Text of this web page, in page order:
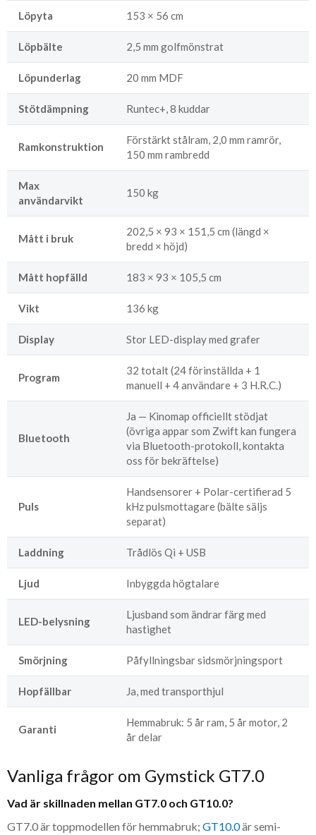
Löpyta 153 × 56 cm
Löpbälte 2,5 mm golfmönstrat
Löpunderlag 20 mm MDF
Stötdämpning Runtec+, 8 kuddar
Ramkonstruktion
Förstärkt stålram, 2,0 mm ramrör,
150 mm rambredd
Max
användarvikt
150 kg
Mått i bruk
202,5 × 93 × 151,5 cm (längd ×
bredd × höjd)
Mått hopfälld 183 × 93 × 105,5 cm
Vikt 136 kg
Display Stor LED-display med grafer
Program
32 totalt (24 förinställda + 1
manuell + 4 användare + 3 H.R.C.)
Bluetooth
Ja — Kinomap officiellt stödjat
(övriga appar som Zwift kan fungera
via Bluetooth-protokoll, kontakta
oss för bekräftelse)
Puls
Handsensorer + Polar-certifierad 5
kHz pulsmottagare (bälte säljs
separat)
Laddning Trådlös Qi + USB
Ljud Inbyggda högtalare
LED-belysning
Ljusband som ändrar färg med
hastighet
Smörjning Påfyllningsbar sidsmörjningsport
Hopfällbar Ja, med transporthjul
Garanti
Hemmabruk: 5 år ram, 5 år motor, 2
år delar
Vanliga frågor om Gymstick GT7.0
Vad är skillnaden mellan GT7.0 och GT10.0?
GT7.0 är toppmodellen för hemmabruk; GT10.0är semi-